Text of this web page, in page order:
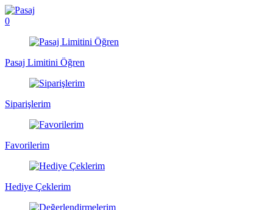
0
Pasaj Limitini Öğren
Siparişlerim
Favorilerim
Hediye Çeklerim